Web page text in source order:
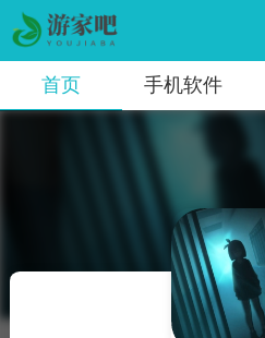
首页 手机软件